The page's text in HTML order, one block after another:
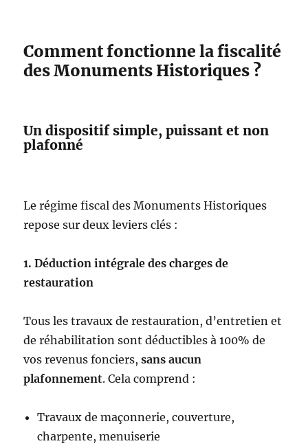
Comment fonctionne la fiscalité
des Monuments Historiques ?
Un dispositif simple, puissant et non
plafonné
Le régime fiscal des Monuments Historiques
repose sur deux leviers clés :
1. Déduction intégrale des charges de
restauration
Tous les travaux de restauration, d’entretien et
de réhabilitation sont déductibles à 100% de
vos revenus fonciers,sans aucun
plafonnement. Cela comprend :
Travaux de maçonnerie, couverture,
charpente, menuiserie